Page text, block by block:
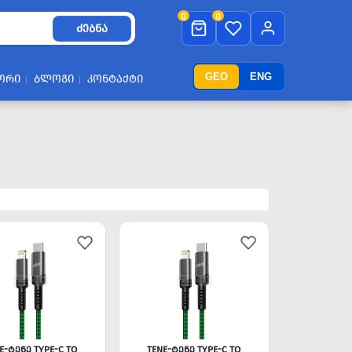
GEO ENG
ᲫᲔᲑᲜᲐ
0 0
ᲑᲚᲝᲒᲘ ᲙᲝᲜᲢᲐᲥᲢᲘ
ᲢᲔᲜᲔ TYPE-C TO TENE-ᲢᲔᲜᲔ TYPE-C TO